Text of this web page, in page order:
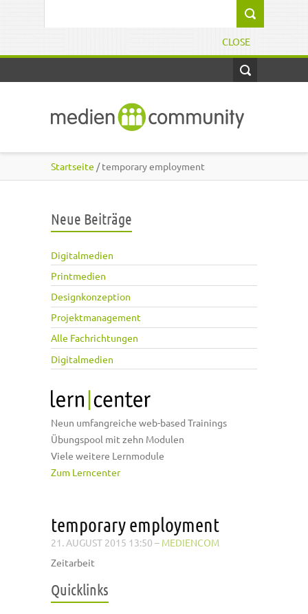
CLOSE
Startseite / temporary employment
Neue Beiträge
Digitalmedien
Printmedien
Designkonzeption
Projektmanagement
Alle Fachrichtungen
Digitalmedien
Neun umfangreiche web-based Trainings
Übungspool mit zehn Modulen
Viele weitere Lernmodule
Zum Lerncenter
temporary employment
21. AUGUST 2015 13:50 – MEDIENCOM
Zeitarbeit
Quicklinks